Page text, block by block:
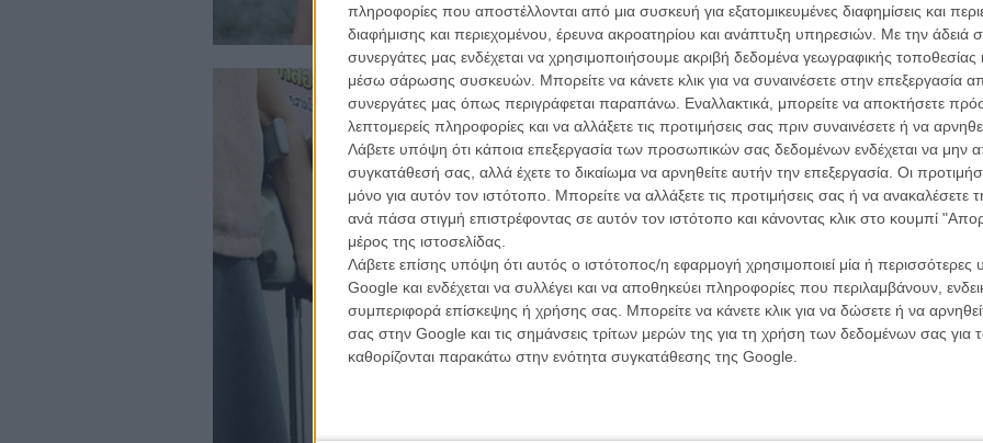
πληροφορίες που αποστέλλονται από μια συσκευή για εξατομικευμένες διαφημίσεις και
διαφήμισης και περιεχομένου, έρευνα ακροατηρίου και ανάπτυξη υπηρεσιών. Με την άδειά
συνεργάτες μας ενδέχεται να χρησιμοποιήσουμε ακριβή δεδομένα γεωγραφικής τοποθεσίας
μέσω σάρωσης συσκευών. Μπορείτε να κάνετε κλικ για να συναινέσετε στην επεξεργασία
συνεργάτες μας όπως περιγράφεται παραπάνω. Εναλλακτικά, μπορείτε να αποκτήσετε
λεπτομερείς πληροφορίες και να αλλάξετε τις προτιμήσεις σας πριν συναινέσετε ή να
Λάβετε υπόψη ότι κάποια επεξεργασία των προσωπικών σας δεδομένων ενδέχεται να μην
συγκατάθεσή σας, αλλά έχετε το δικαίωμα να αρνηθείτε αυτήν την επεξεργασία. Οι
μόνο για αυτόν τον ιστότοπο. Μπορείτε να αλλάξετε τις προτιμήσεις σας ή να ανακαλέσετε
ανά πάσα στιγμή επιστρέφοντας σε αυτόν τον ιστότοπο και κάνοντας κλικ στο κουμπί
μέρος της ιστοσελίδας.
Λάβετε επίσης υπόψη ότι αυτός ο ιστότοπος/η εφαρμογή χρησιμοποιεί μία ή περισσότερες
Google και ενδέχεται να συλλέγει και να αποθηκεύει πληροφορίες που περιλαμβάνουν,
συμπεριφορά επίσκεψης ή χρήσης σας. Μπορείτε να κάνετε κλικ για να δώσετε ή να
σας στην Google και τις σημάνσεις τρίτων μερών της για τη χρήση των δεδομένων σας
καθορίζονται παρακάτω στην ενότητα συγκατάθεσης της Google.
10
τον
Εγγράψου
Θέλω
για να τα βλέπεις όλα σινεμά...
Η κινηματογραφική εβδομάδα
με τον τρόπο του flix
το newsletterτου flix, στο inbox σου
κινηματογραφικές ειδήσεις | νέες ταινίες | πρόγραμμα αιθουσών για όλη την Ελλάδα |
κριτικές | συνεντεύξεις | απόψεις | αφιερώματα | διαγωνισμοί
ΕΓΓΡΑΦΗ